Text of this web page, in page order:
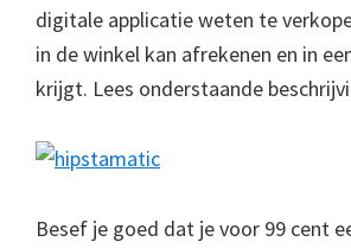
digitale applicatie weten te
in de winkel kan afrekenen en in
krijgt. Lees onderstaande
Besef je goed dat je voor 99 cent